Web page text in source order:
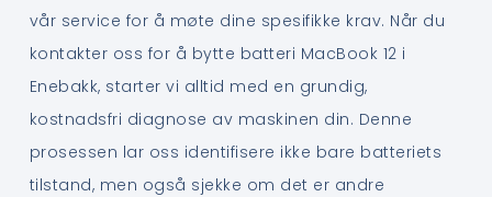
vår service for å møte dine spesifikke krav. Når du
kontakter oss for å bytte batteri MacBook 12 i
Enebakk, starter vi alltid med en grundig,
kostnadsfri diagnose av maskinen din. Denne
prosessen lar oss identifisere ikke bare batteriets
tilstand, men også sjekke om det er andre